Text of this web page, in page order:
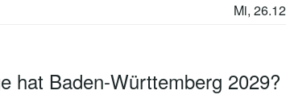
Mi,
hat Baden-Württemberg 2029?